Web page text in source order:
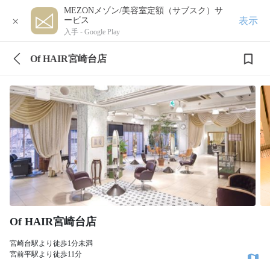
×
MEZONメゾン/美容室定額（サブスク）サ
ービス
入手 - Google Play
表示
Of HAIR宮崎台店
Of HAIR宮崎台店
宮崎台駅より徒歩1分未満
宮前平駅より徒歩11分